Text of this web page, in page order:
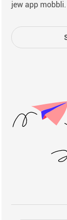
jew app mobbli.